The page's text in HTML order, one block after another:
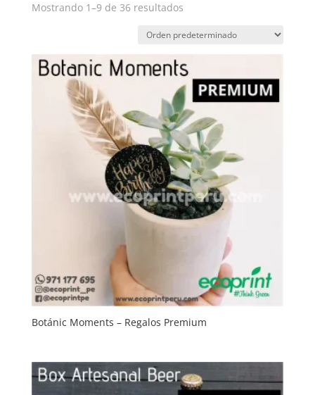
Mostrando 1–9 de 36 resultados
Botánic Moments – Regalos Premium